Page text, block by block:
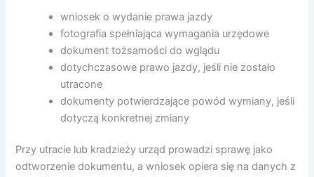
wniosek o wydanie prawa jazdy
fotografia spełniająca wymagania urzędowe
dokument tożsamości do wglądu
dotychczasowe prawo jazdy, jeśli nie zostało
utracone
dokumenty potwierdzające powód wymiany, jeśli
dotyczą konkretnej zmiany
Przy utracie lub kradzieży urząd prowadzi sprawę jako
odtworzenie dokumentu, a wniosek opiera się na danych z